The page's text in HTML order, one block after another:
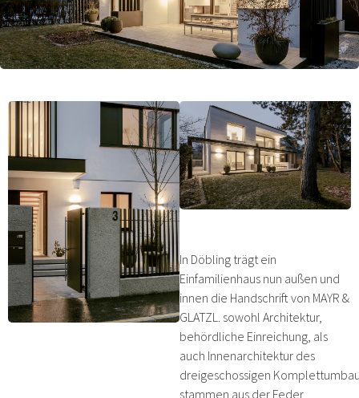
In Döbling trägt ein
Einfamilienhaus nun außen und
innen die Handschrift von MAYR &
GLATZL. sowohl Architektur,
behördliche Einreichung, als
auch Innenarchitektur des
dreigeschossigen
stammen aus der Feder